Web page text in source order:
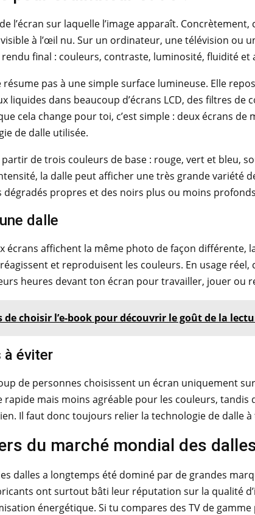
l’écran sur laquelle l’image apparaît.
à l’œil nu. Sur un ordinateur, une télévision ou
final : couleurs, contraste, luminosité, fluidité et
pas à une simple surface lumineuse. Elle
liquides dans beaucoup d’écrans LCD, des filtres de
cela change pour toi, c’est simple : deux écrans
de dalle utilisée.
de trois couleurs de base : rouge, vert et bleu,
la dalle peut afficher une très grande variété
dégradés propres et des noirs plus ou moins
dalle
écrans affichent la même photo de façon différente,
et reproduisent les couleurs. En usage
heures devant ton écran pour travailler, jouer ou
de choisir l’e-book pour découvrir le goût de la
à éviter
de personnes choisissent un écran uniquement
mais moins agréable pour les couleurs, tandis
Il faut donc toujours relier la technologie de dalle
du marché mondial des
dalles a longtemps été dominé par de grandes
ont surtout bâti leur réputation sur la qualité
énergétique. Si tu compares des TV de